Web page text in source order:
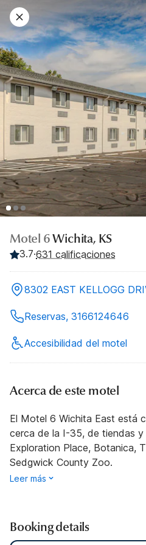
Motel 6Wichita, KS
3.7·631 calificaciones
8302 EAST KELLOGG
Reservas, 3166124646
Accesibilidad del motel
Acerca de este motel
El Motel 6 Wichita East está
cerca de la I-35, de tiendas y
Exploration Place, Botanica,
Sedgwick County Zoo.
Leer más
Booking details